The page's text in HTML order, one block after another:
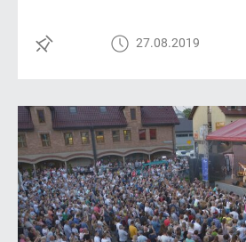
27.08.2019